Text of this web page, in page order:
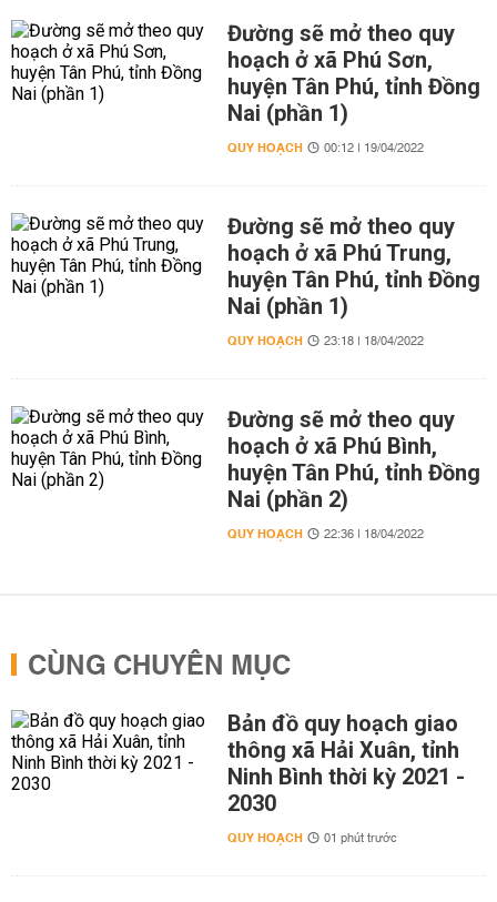
Đường sẽ mở theo quy
hoạch ở xã Phú Sơn,
huyện Tân Phú, tỉnh Đồng
Nai (phần 1)
QUY HOẠCH 00:12 | 19/04/2022
Đường sẽ mở theo quy
hoạch ở xã Phú Trung,
huyện Tân Phú, tỉnh Đồng
Nai (phần 1)
QUY HOẠCH 23:18 | 18/04/2022
Đường sẽ mở theo quy
hoạch ở xã Phú Bình,
huyện Tân Phú, tỉnh Đồng
Nai (phần 2)
QUY HOẠCH 22:36 | 18/04/2022
CÙNG CHUYÊN MỤC
Bản đồ quy hoạch giao
thông xã Hải Xuân, tỉnh
Ninh Bình thời kỳ 2021 -
2030
QUY HOẠCH 01 phút trước